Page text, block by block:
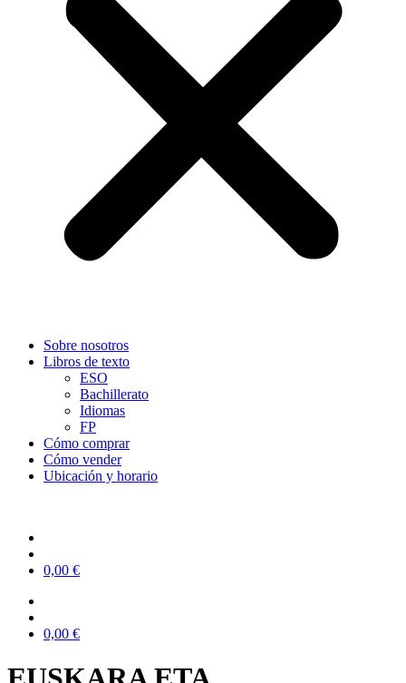
Sobre nosotros
Libros de texto
ESO
Bachillerato
Idiomas
FP
Cómo comprar
Cómo vender
Ubicación y horario
0,00 €
0,00 €